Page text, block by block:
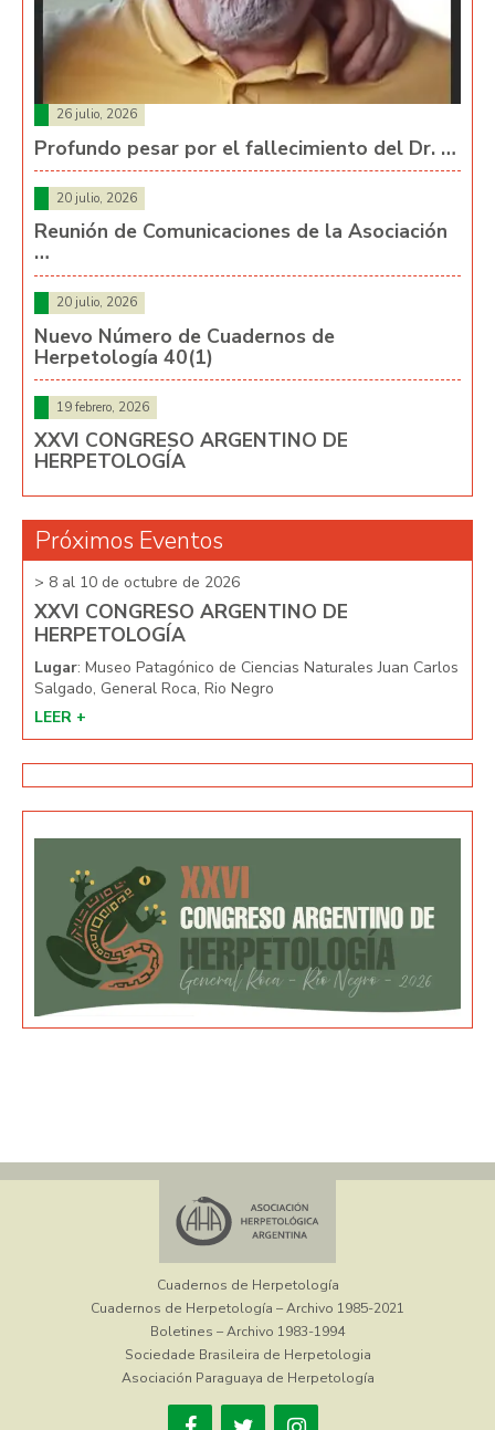
26 julio, 2026
Profundo pesar por el fallecimiento del Dr. …
20 julio, 2026
Reunión de Comunicaciones de la Asociación
…
20 julio, 2026
Nuevo Número de Cuadernos de
Herpetología 40(1)
19 febrero, 2026
XXVI CONGRESO ARGENTINO DE
HERPETOLOGÍA
Próximos Eventos
> 8 al 10 de octubre de 2026
XXVI CONGRESO ARGENTINO DE
HERPETOLOGÍA
Lugar: Museo Patagónico de Ciencias Naturales Juan Carlos
Salgado, General Roca, Rio Negro
LEER +
Cuadernos de Herpetología
Cuadernos de Herpetología – Archivo 1985-2021
Boletines – Archivo 1983-1994
Sociedade Brasileira de Herpetologia
Asociación Paraguaya de Herpetología